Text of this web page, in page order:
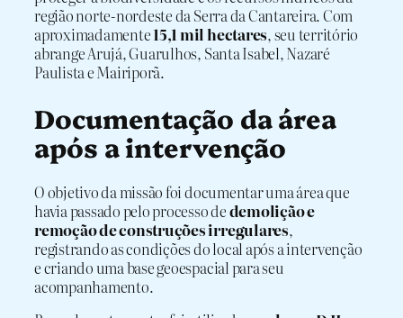
região norte-nordeste da Serra da Cantareira. Com
aproximadamente15,1 mil hectares, seu território
abrange Arujá, Guarulhos, Santa Isabel, Nazaré
Paulista e Mairiporã.
Documentação da área
após a intervenção
O objetivo da missão foi documentar uma área que
havia passado pelo processo dedemolição e
remoção de construções irregulares,
registrando as condições do local após a intervenção
e criando uma base geoespacial para seu
acompanhamento.